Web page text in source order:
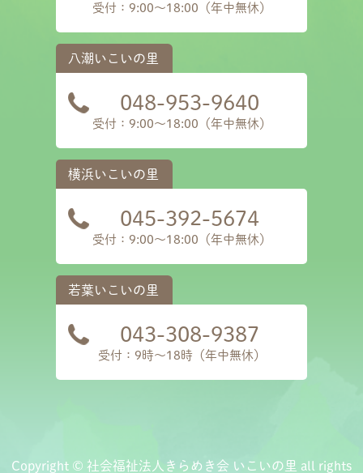
受付：9:00～18:00（年中無休）
048-953-9640
受付：9:00～18:00（年中無休）
045-392-5674
受付：9:00～18:00（年中無休）
043-308-9387
受付：9時〜18時（年中無休）
Copyright © 社会福祉法人きらめき会 いこいの里 all rights